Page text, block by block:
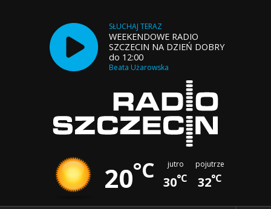
SŁUCHAJ TERAZ
WEEKENDOWE RADIO
SZCZECIN NA DZIEŃ DOBRY
do 12:00
Beata Użarowska
20°C jutro
30°C
pojutrze
32°C